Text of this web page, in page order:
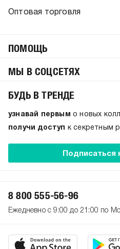
Оптовая торговля
ПОМОЩЬ
МЫ В СОЦСЕТЯХ
БУДЬ В ТРЕНДЕ
узнавай первым о новых
получи доступ
к секретным
Подписаться
8 800 555-56-96
Ежедневно с 9:00 до 21:00 по